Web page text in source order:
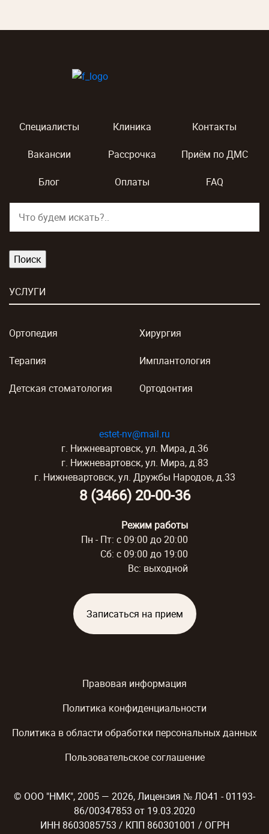
Специалисты Клиника Контакты
Вакансии Рассрочка Приём по ДМС
Блог Оплаты FAQ
УСЛУГИ
Ортопедия
Терапия
Детская стоматология
Хирургия
Имплантология
Ортодонтия
estet-nv@mail.ru
г. Нижневартовск, ул. Мира, д.36
г. Нижневартовск, ул. Мира, д.83
г. Нижневартовск, ул. Дружбы Народов, д.33
8 (3466) 20-00-36
Режим работы
Пн - Пт: с 09:00 до 20:00
Сб: с 09:00 до 19:00
Вс: выходной
Записаться на прием
Правовая информация
Политика конфиденциальности
Политика в области обработки персональных данных
Пользовательское соглашение
© ООО "НМК", 2005 — 2026, Лицензия № ЛО41 - 01193-
86/00347853 от 19.03.2020
ИНН 8603085753 / КПП 860301001 / ОГРН